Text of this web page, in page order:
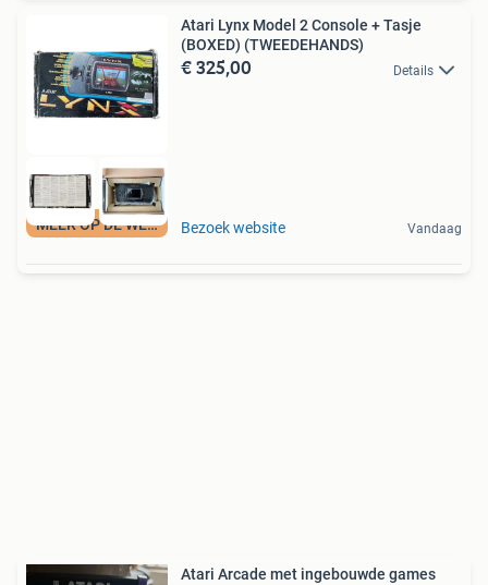
MEER OP DE WEBSITE
Atari Lynx Model 2 Console + Tasje
(BOXED) (TWEEDEHANDS)
€ 325,00 Details
Bezoek website Vandaag
Atari Arcade met ingebouwde games